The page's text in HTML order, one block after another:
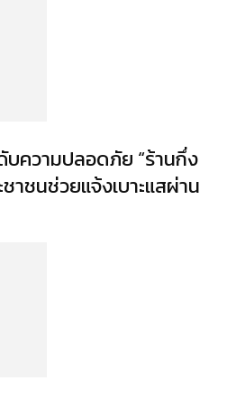
บความปลอดภัย “ร้านกึ่ง
าชนช่วยแจ้งเบาะแสผ่าน